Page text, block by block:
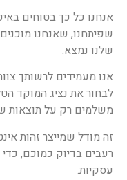
אנחנו כל כך בטוחים
שפיתחנו, שאנחנו
שלנו נמצא.
אנו מעמידים לרשותך
לבחור את נציג המוקד
משלמים רק על תוצאות
זה מודל שמייצר זהות
רעבים בדיוק כמוכם, כדי
עסקיות.